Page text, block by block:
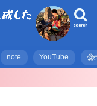
search
note YouTube 公